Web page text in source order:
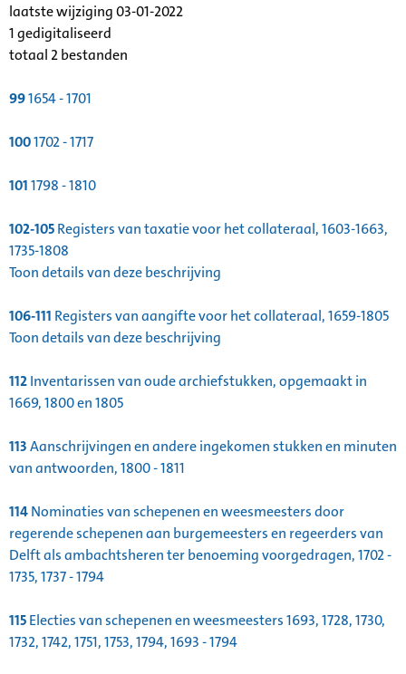
laatste wijziging 03-01-2022
1 gedigitaliseerd
totaal 2 bestanden
991654 - 1701
1001702 - 1717
1011798 - 1810
102-105Registers van taxatie voor het collateraal, 1603-1663,
1735-1808
Toon details van deze beschrijving
106-111 Registers van aangifte voor het collateraal, 1659-1805
Toon details van deze beschrijving
112Inventarissen van oude archiefstukken, opgemaakt in
1669, 1800 en 1805
113Aanschrijvingen en andere ingekomen stukken en minuten
van antwoorden, 1800 - 1811
114Nominaties van schepenen en weesmeesters door
regerende schepenen aan burgemeesters en regeerders van
Delft als ambachtsheren ter benoeming voorgedragen, 1702 -
1735, 1737 - 1794
115Electies van schepenen en weesmeesters 1693, 1728, 1730,
1732, 1742, 1751, 1753, 1794, 1693 - 1794